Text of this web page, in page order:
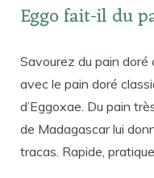
Eggo fait-il du
Savourez du pain doré
avec le pain doré
d’Eggoxae. Du pain
de Madagascar lui
tracas. Rapide,